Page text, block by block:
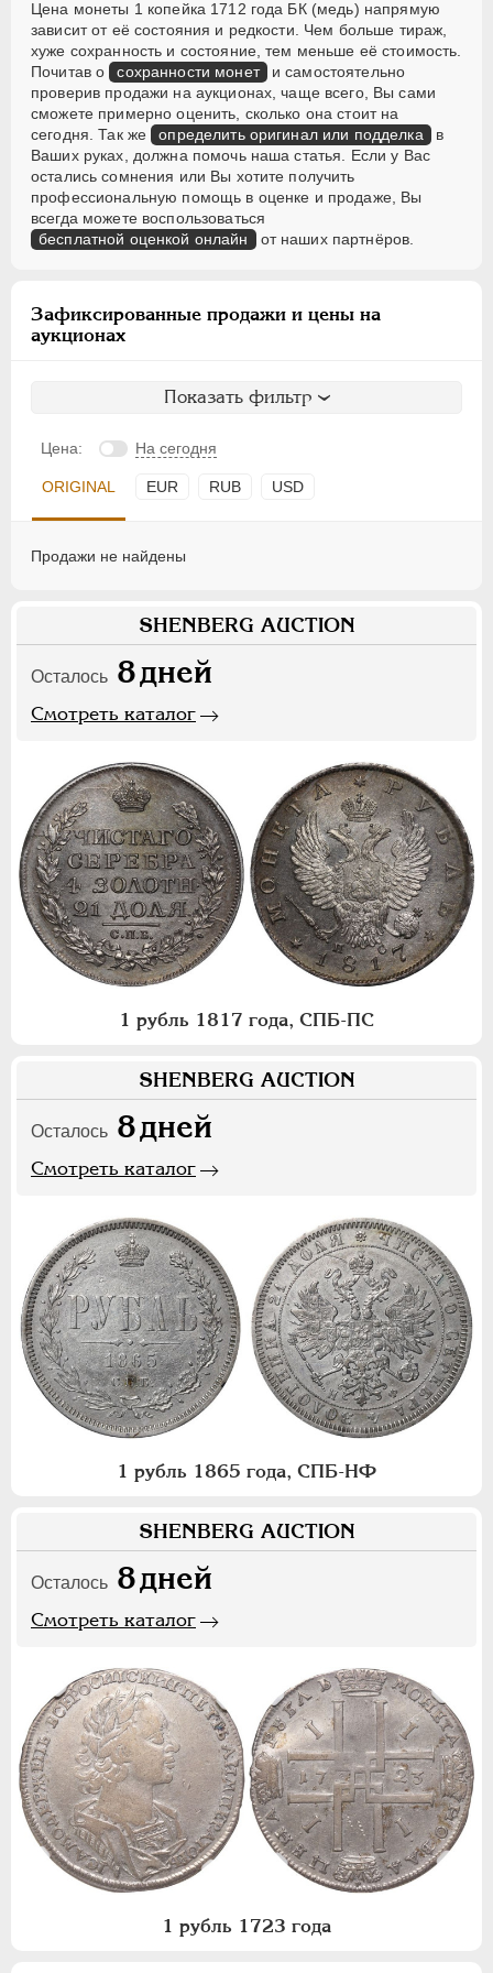
Цена монеты 1 копейка 1712 года БК (медь) напрямую
зависит от её состояния и редкости. Чем больше тираж,
хуже сохранность и состояние, тем меньше её стоимость.
Почитав о сохранности монет и самостоятельно
проверив продажи на аукционах, чаще всего, Вы сами
сможете примерно оценить, сколько она стоит на
сегодня. Так же определить оригинал или подделка в
Ваших руках, должна помочь наша статья. Если у Вас
остались сомнения или Вы хотите получить
профессиональную помощь в оценке и продаже, Вы
всегда можете воспользоваться
бесплатной оценкой онлайн от наших партнёров.
Зафиксированные продажи и цены на
аукционах
Показать фильтр
Цена: На сегодня
ORIGINAL EUR RUB USD
Продажи не найдены
SHENBERG AUCTION
Осталось 8дней
Смотреть каталог
1 рубль 1817 года, СПБ-ПС
SHENBERG AUCTION
Осталось 8дней
Смотреть каталог
1 рубль 1865 года, СПБ-НФ
SHENBERG AUCTION
Осталось 8дней
Смотреть каталог
1 рубль 1723 года